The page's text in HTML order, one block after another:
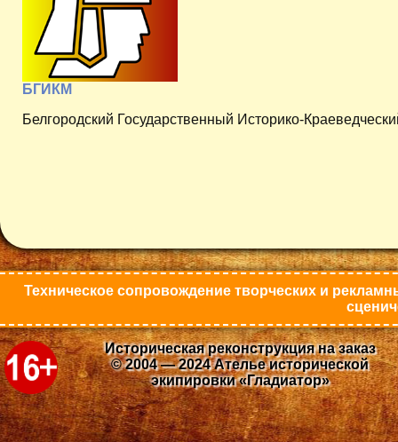
БГИКМ
Белгородский Государственный Историко-
Техническое сопровождение творческих и
Историческая реконструкция на заказ
© 2004 — 2024 Ателье исторической
экипировки «Гладиатор»